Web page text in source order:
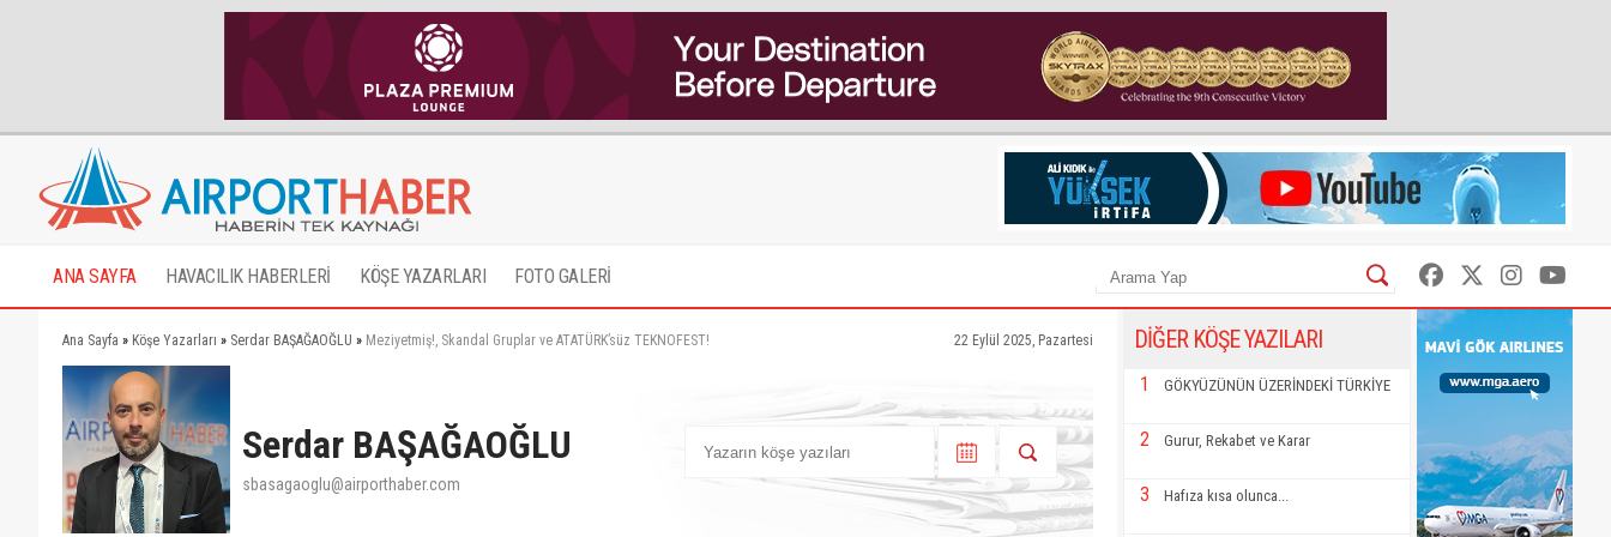
ANA SAYFA HAVACILIK HABERLERİ KÖŞE YAZARLARI FOTO GALERİ
Ana Sayfa » Köşe Yazarları » Serdar BAŞAĞAOĞLU » Meziyetmiş!, Skandal Gruplar ve ATATÜRK’süz TEKNOFEST! 22 Eylül 2025, Pazartesi
Serdar BAŞAĞAOĞLU
sbasagaoglu@airporthaber.com
DİĞER KÖŞE YAZILARI
1 GÖKYÜZÜNÜN ÜZERİNDEKİ TÜRKİYE
2 Gurur, Rekabet ve Karar
3 Hafıza kısa olunca...